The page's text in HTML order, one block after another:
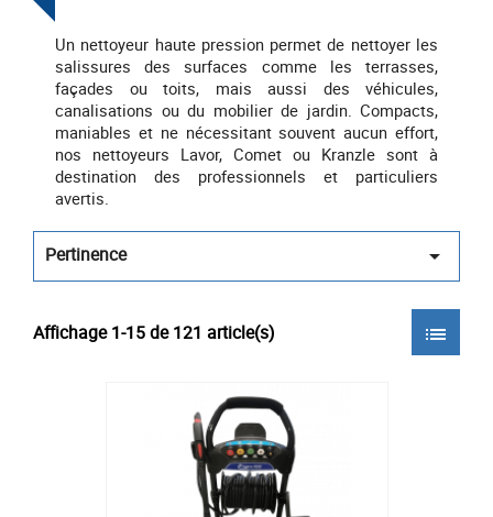
Un nettoyeur haute pression permet de nettoyer les
salissures des surfaces comme les terrasses,
façades ou toits, mais aussi des véhicules,
canalisations ou du mobilier de jardin. Compacts,
maniables et ne nécessitant souvent aucun effort,
nos nettoyeurs Lavor, Comet ou Kranzle sont à
destination des professionnels et particuliers
avertis.
Pertinence 
Affichage 1-15 de 121 article(s) list